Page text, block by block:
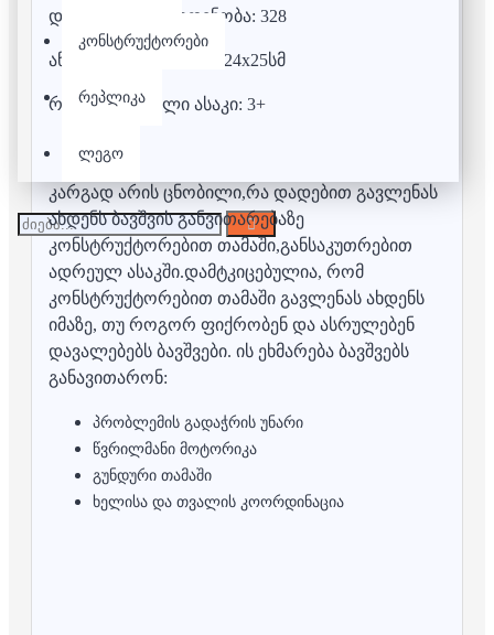
კონსტრუქტორები
რეპლიკა
ლეგო
დეტალების რაოდენობა: 328
აწყობილის ზომა: 36x24x25სმ
რეკომენდებული ასაკი: 3+
კარგად არის ცნობილი,რა დადებით გავლენას
ახდენს ბავშვის განვითარებაზე
კონსტრუქტორებით თამაში,განსაკუთრებით
ადრეულ ასაკში.დამტკიცებულია, რომ
კონსტრუქტორებით თამაში გავლენას ახდენს
იმაზე, თუ როგორ ფიქრობენ და ასრულებენ
დავალებებს ბავშვები. ის ეხმარება ბავშვებს
განავითარონ:
პრობლემის გადაჭრის უნარი
წვრილმანი მოტორიკა
გუნდური თამაში
ხელისა და თვალის კოორდინაცია